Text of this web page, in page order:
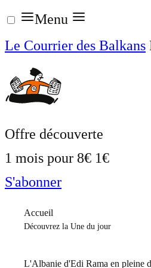
Aller
au
contenu
Menu
Le Courrier des Balkans
Offre découverte
1 mois pour 8€ 1€
S'abonner
Accueil
Découvrez la Une du jour
L'Albanie d'Edi Rama en pleine